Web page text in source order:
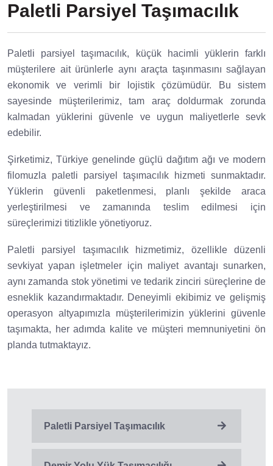
Paletli Parsiyel Taşımacılık
Paletli parsiyel taşımacılık, küçük hacimli yüklerin farklı
müşterilere ait ürünlerle aynı araçta taşınmasını sağlayan
ekonomik ve verimli bir lojistik çözümüdür. Bu sistem
sayesinde müşterilerimiz, tam araç doldurmak zorunda
kalmadan yüklerini güvenle ve uygun maliyetlerle sevk
edebilir.
Şirketimiz, Türkiye genelinde güçlü dağıtım ağı ve modern
filomuzla paletli parsiyel taşımacılık hizmeti sunmaktadır.
Yüklerin güvenli paketlenmesi, planlı şekilde araca
yerleştirilmesi ve zamanında teslim edilmesi için
süreçlerimizi titizlikle yönetiyoruz.
Paletli parsiyel taşımacılık hizmetimiz, özellikle düzenli
sevkiyat yapan işletmeler için maliyet avantajı sunarken,
aynı zamanda stok yönetimi ve tedarik zinciri süreçlerine de
esneklik kazandırmaktadır. Deneyimli ekibimiz ve gelişmiş
operasyon altyapımızla müşterilerimizin yüklerini güvenle
taşımakta, her adımda kalite ve müşteri memnuniyetini ön
planda tutmaktayız.
Paletli Parsiyel Taşımacılık